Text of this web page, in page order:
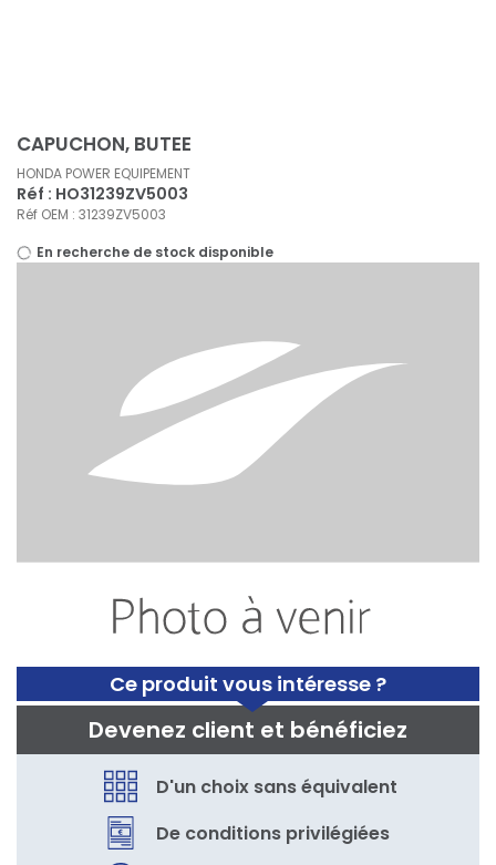
Ce produit vous intéresse ?
Devenez client et bénéficiez
D'un choix sans équivalent
De conditions privilégiées
CAPUCHON, BUTEE
HONDA POWER EQUIPEMENT
Réf : HO31239ZV5003
Réf OEM : 31239ZV5003
En recherche de stock disponible